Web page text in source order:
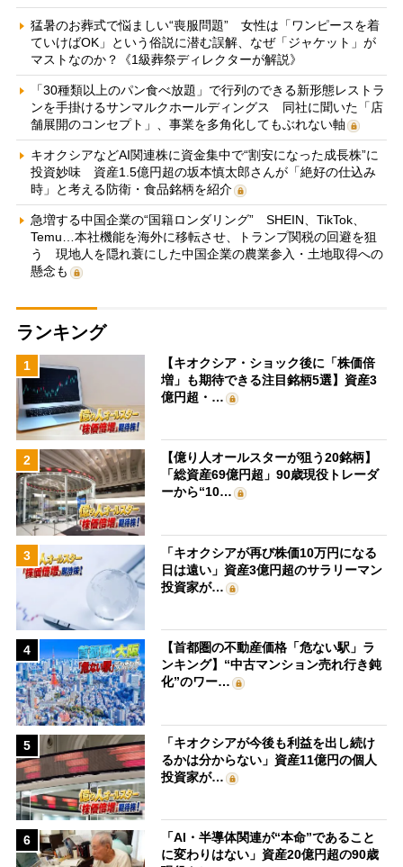
猛暑のお葬式で悩ましい“喪服問題” 女性は「ワンピースを着
ていけばOK」という俗説に潜む誤解、なぜ「ジャケット」が
マストなのか？《1級葬祭ディレクターが解説》
「30種類以上のパン食べ放題」で行列のできる新形態レストラ
ンを手掛けるサンマルクホールディングス 同社に聞いた「店
舗展開のコンセプト」、事業を多角化してもぶれない軸
キオクシアなどAI関連株に資金集中で“割安になった成長株”に
投資妙味 資産1.5億円超の坂本慎太郎さんが「絶好の仕込み
時」と考える防衛・食品銘柄を紹介
急増する中国企業の“国籍ロンダリング” SHEIN、TikTok、
Temu…本社機能を海外に移転させ、トランプ関税の回避を狙
う 現地人を隠れ蓑にした中国企業の農業参入・土地取得への
懸念も
ランキング
1
【キオクシア・ショック後に「株価倍
増」も期待できる注目銘柄5選】資産3
億円超・…
2
【億り人オールスターが狙う20銘柄】
「総資産69億円超」90歳現役トレーダ
ーから“10…
3
「キオクシアが再び株価10万円になる
日は遠い」資産3億円超のサラリーマン
投資家が…
4
【首都圏の不動産価格「危ない駅」ラ
ンキング】“中古マンション売れ行き鈍
化”のワー…
5
「キオクシアが今後も利益を出し続け
るかは分からない」資産11億円の個人
投資家が…
6
「AI・半導体関連が“本命”であること
に変わりはない」資産20億円超の90歳